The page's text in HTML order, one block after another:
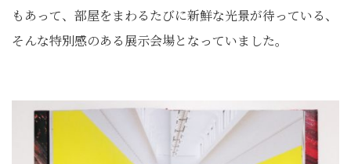
もあって、部屋をまわるたびに新鮮な光景が待っている、
そんな特別感のある展示会場となっていました。